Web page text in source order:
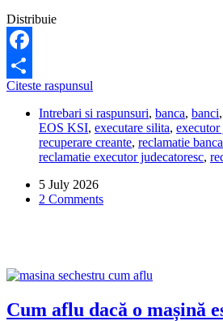
Distribuie
Facebook
Share
Citeste raspunsul
face
pentru
a
nu
mai
mult
de
EOS?
Intrebari si raspunsuri, banca, banci,
EOS KSI, executare silita, executor
recuperare creante, reclamatie banca
reclamatie executor judecatoresc,
5 July 2026
2 Comments
Cum aflu dacă o mașină